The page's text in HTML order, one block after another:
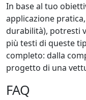
In base al tuo
applicazione
durabilità), potresti
più testi di queste
completo: dalla
progetto di una
FAQ